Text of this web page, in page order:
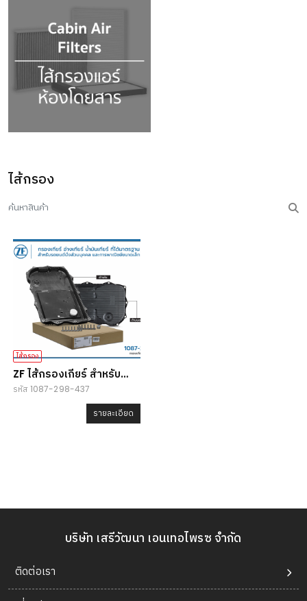
ไส้กรอง
ไส้กรอง
ZF ไส้กรองเกียร์ สำหรับ
BMW
รหัส 1087-298-437
รายละเอียด
บริษัท เสรีวัฒนา เอนเทอไพรซ จำกัด
ติดต่อเรา